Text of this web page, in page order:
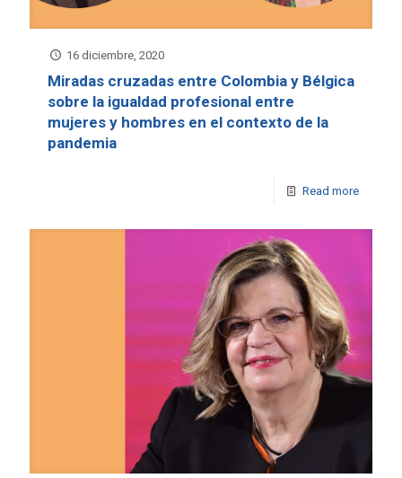
16 diciembre, 2020
Miradas cruzadas entre Colombia y Bélgica
sobre la igualdad profesional entre
mujeres y hombres en el contexto de la
pandemia
Read more